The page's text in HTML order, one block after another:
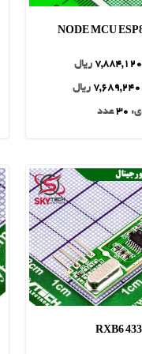
NODE MCU
7,884,120 ریال
7,689,240 ریال
30عدد
RXB6